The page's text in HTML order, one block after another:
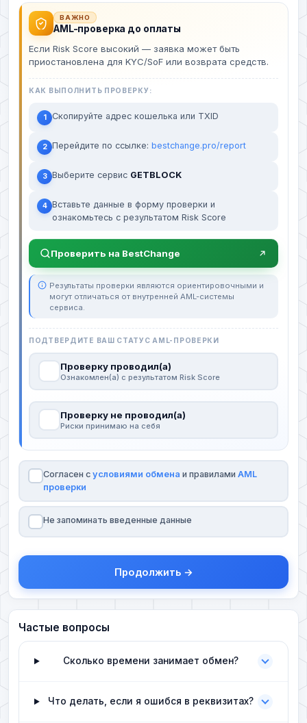
ВАЖНО
AML-проверка до оплаты
Если Risk Score высокий — заявка может быть
приостановлена для KYC/SoF или возврата средств.
КАК ВЫПОЛНИТЬ ПРОВЕРКУ:
1 Скопируйте адрес кошелька или TXID
2 Перейдите по ссылке: bestchange.pro/report
3 Выберите сервис GETBLOCK
4 Вставьте данные в форму проверки и
ознакомьтесь с результатом Risk Score
Проверить на BestChange
Результаты проверки являются ориентировочными и
могут отличаться от внутренней AML-системы
сервиса.
ПОДТВЕРДИТЕ ВАШ СТАТУС AML-ПРОВЕРКИ
Проверку проводил(а)
Ознакомлен(а) с результатом Risk Score
Проверку не проводил(а)
Риски принимаю на себя
Согласен с условиями обмена и правилами AML
проверки
Не запоминать введенные данные
Продолжить →
Частые вопросы
Сколько времени занимает обмен?
Что делать, если я ошибся в реквизитах?